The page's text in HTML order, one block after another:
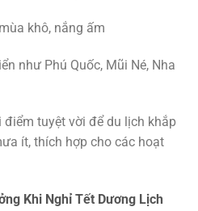
khô, nắng ấm
như Phú Quốc, Mũi Né, Nha
điểm tuyệt vời để du lịch khắp
ít, thích hợp cho các hoạt
Khi Nghỉ Tết Dương Lịch